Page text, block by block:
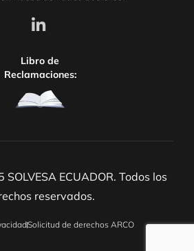
Libro de
Reclamaciones:
ECUADOR. Todos los
reservados.
Solicitud de derechos ARCO